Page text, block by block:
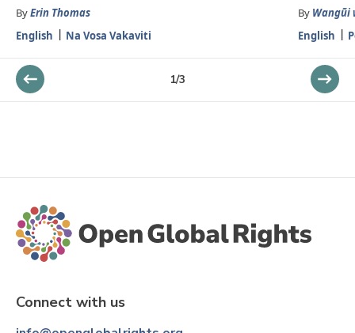
ByErin Thomas
English
Na Vosa Vakaviti
By Wangũi
English
1/3
Connect with us